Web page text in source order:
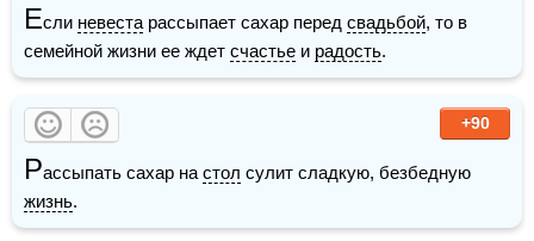
Если невеста рассыпает сахар перед свадьбой, то в
семейной жизни ее ждет счастье и радость.
+90
Рассыпать сахар на стол
жизнь.